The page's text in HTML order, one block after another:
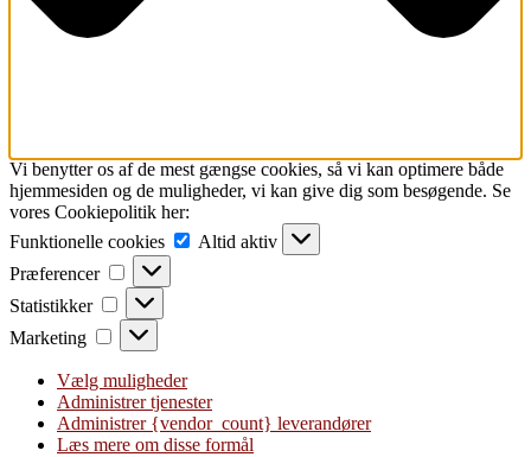
Vi benytter os af de mest gængse cookies, så vi kan optimere både
hjemmesiden og de muligheder, vi kan give dig som besøgende. Se
vores Cookiepolitik her:
Funktionelle cookies
Funktionelle
cookies
Altid aktiv
Præferencer
Præferencer
Statistikker Statistikker
Marketing Marketing
Vælg muligheder
Administrer tjenester
Administrer {vendor_count} leverandører
Læs mere om disse formål